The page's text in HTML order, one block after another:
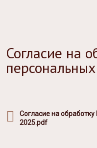
Согласие на
Согласие на
2025.pdf